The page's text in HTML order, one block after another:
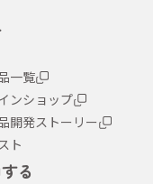
一覧
ンショップ
開発ストーリー
ト
る